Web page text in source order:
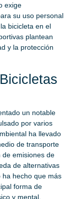
exige
su uso personal
bicicleta en el
plantean
y la protección
un notable
por varios
ha llevado
de transporte
de emisiones de
de alternativas
ha hecho que más
forma de
y mental.